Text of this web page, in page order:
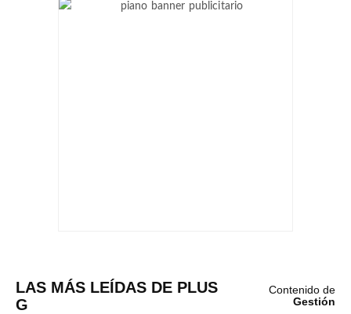
LAS MÁS LEÍDAS DE PLUS
G
Contenido de
Gestión